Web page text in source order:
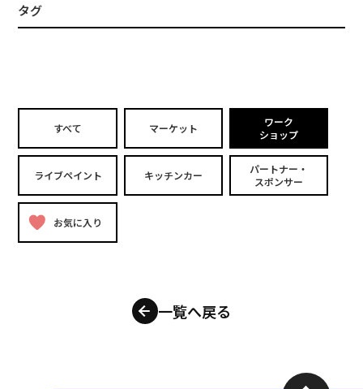
タグ
すべて マーケット
ワーク
ショップ
ライブペイント キッチンカー
パートナー・
スポンサー
お気に入り
一覧へ戻る